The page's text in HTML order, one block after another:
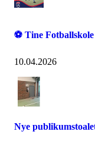
⚽ Tine
10.04.2026
Nye